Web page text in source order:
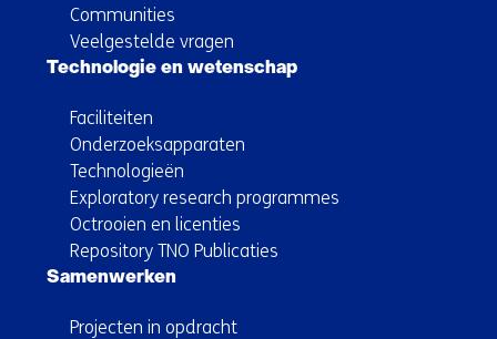
Communities
Veelgestelde vragen
Technologie en wetenschap
Faciliteiten
Onderzoeksapparaten
Technologieën
Exploratory research programmes
Octrooien en licenties
Repository TNO Publicaties
Samenwerken
Projecten in opdracht